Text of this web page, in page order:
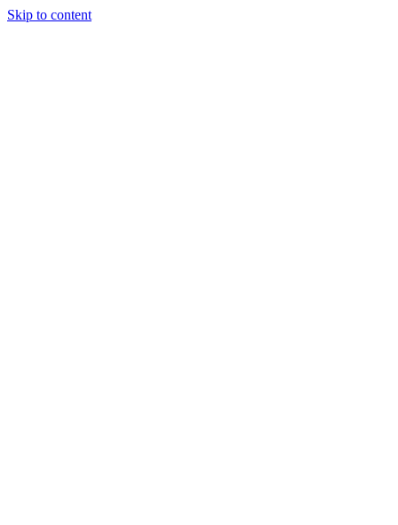
Skip to content